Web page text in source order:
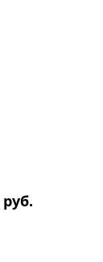
руб.